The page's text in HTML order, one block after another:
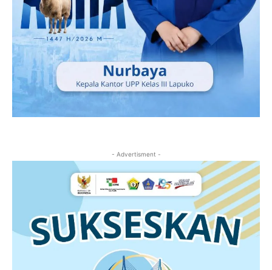
- Advertisment -